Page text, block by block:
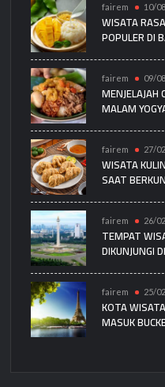
fairem 10/
WISATA
POPULER DI
fairem 09/
MALAM
fairem 27/
WISATA
SAAT
fairem 26/
TEMPAT
DIKUNJUNGI
fairem 25/
KOTA
MASUK